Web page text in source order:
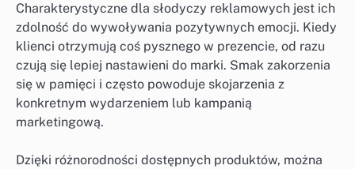
Charakterystyczne dla słodyczy reklamowych jest ich
zdolność do wywoływania pozytywnych emocji. Kiedy
klienci otrzymują coś pysznego w prezencie, od razu
czują się lepiej nastawieni do marki. Smak zakorzenia
się w pamięci i często powoduje skojarzenia z
konkretnym wydarzeniem lub kampanią
marketingową.
Dzięki różnorodności dostępnych produktów, można